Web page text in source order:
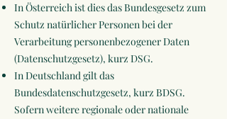
In Österreich ist dies das Bundesgesetz zum
Schutz natürlicher Personen bei der
Verarbeitung personenbezogener Daten
(Datenschutzgesetz), kurz DSG.
In Deutschland gilt das
Bundesdatenschutzgesetz, kurz BDSG.
Sofern weitere regionale oder nationale